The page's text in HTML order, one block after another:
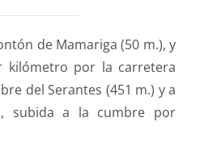
de Mamariga (50 m.), y
kilómetro por la carretera
del Serantes (451 m.) y a
subida a la cumbre por